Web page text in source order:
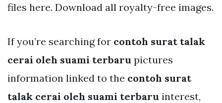
files here. Download all royalty-free images.
If you’re searching for contoh surat talak
cerai oleh suami terbaru pictures
information linked to the contoh surat
talak cerai oleh suami terbaru interest,